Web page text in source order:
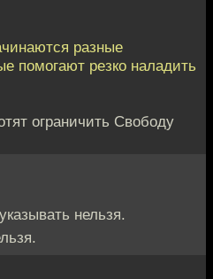
разные
помогают резко наладить
ограничить Свободу
нельзя.